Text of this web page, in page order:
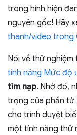
trong hình hiện
nguyên gốc! Hãy
thanh/video trong
Nói về thử
tính năng Mức độ
tìm nạp. Nhờ đó,
trọng của phần tử
cho trình duyệt
một tính năng thử